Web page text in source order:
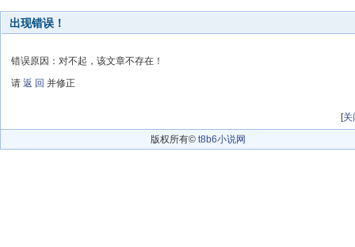
出现错误！
错误原因：对不起，该文章不存在！
请 返 回 并修正
[关
版权所有© t8b6小说网